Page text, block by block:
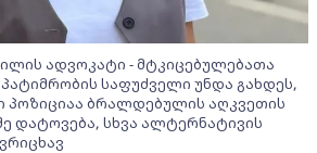
ადვოკატი - მტკიცებულებათა
საფუძველი უნდა გახდეს,
პოზიციაა ბრალდებულის აღკვეთის
დატოვება, სხვა ალტერნატივის